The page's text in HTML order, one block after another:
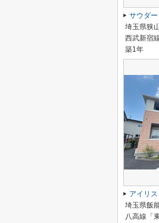
サウダー
埼玉県狭
西武新宿
築1年
アイリス
埼玉県飯
八高線「